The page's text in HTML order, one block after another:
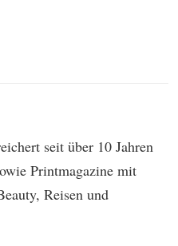
seit über 10 Jahren
Printmagazine mit
Reisen und